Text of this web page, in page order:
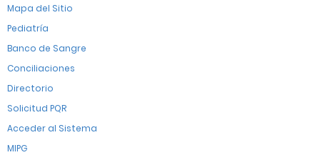
Mapa del Sitio
Pediatría
Banco de Sangre
Conciliaciones
Directorio
Solicitud PQR
Acceder al Sistema
MIPG